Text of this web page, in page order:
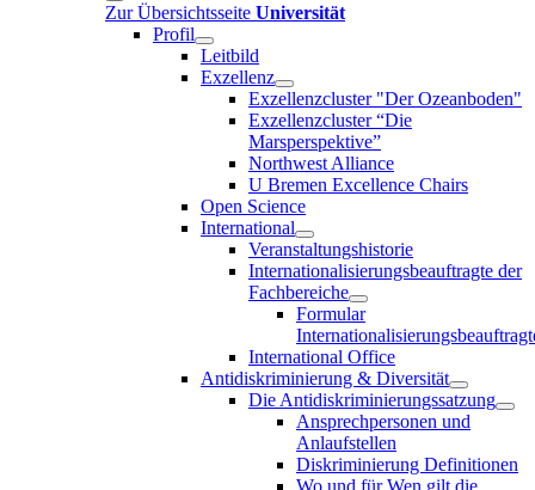
Zur Übersichtsseite Universität
Profil
Leitbild
Exzellenz
Exzellenzcluster "Der Ozeanboden"
Exzellenzcluster “Die
Marsperspektive”
Northwest Alliance
U Bremen Excellence Chairs
Open Science
International
Veranstaltungshistorie
Internationalisierungsbeauftragte der
Fachbereiche
Formular
International Office
Antidiskriminierung & Diversität
Die Antidiskriminierungssatzung
Ansprechpersonen und
Anlaufstellen
Diskriminierung Definitionen
Wo und für Wen gilt die